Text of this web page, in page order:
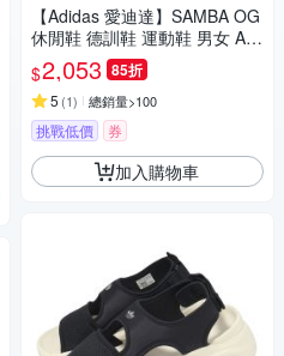
【Adidas 愛迪達】SAMBA OG
休閒鞋 德訓鞋 運動鞋 男女 A-B
75806 B-B75807
$2,053 85折
5 (1) 總銷量>100
挑戰低價 券
加入購物車